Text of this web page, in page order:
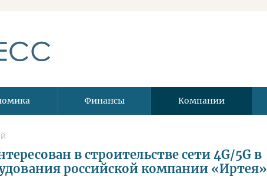
Финансы Компании
в строительстве сети 4G/5G в
российской компании «Иртея»